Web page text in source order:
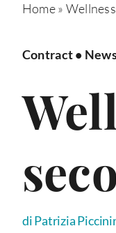
Home»
Contract•
di Patrizia